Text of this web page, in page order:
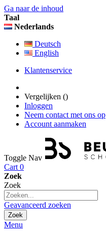
Ga naar de inhoud
Taal
Nederlands
Deutsch
English
Klantenservice
Vergelijken ()
Inloggen
Neem contact met ons op
Account aanmaken
Toggle Nav
Cart 0
Zoek
Zoek
Geavanceerd zoeken
Zoek
Menu